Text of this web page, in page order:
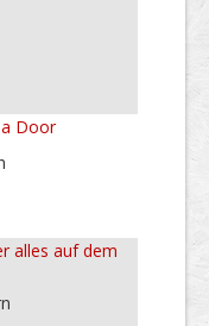
Door
alles auf dem